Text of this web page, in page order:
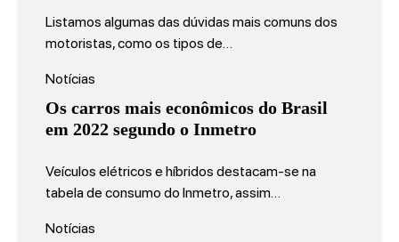
Listamos algumas das dúvidas mais comuns dos
motoristas, como os tipos de…
Notícias
Os carros mais econômicos do Brasil
em 2022 segundo o Inmetro
Veículos elétricos e híbridos destacam-se na
tabela de consumo do Inmetro, assim…
Notícias